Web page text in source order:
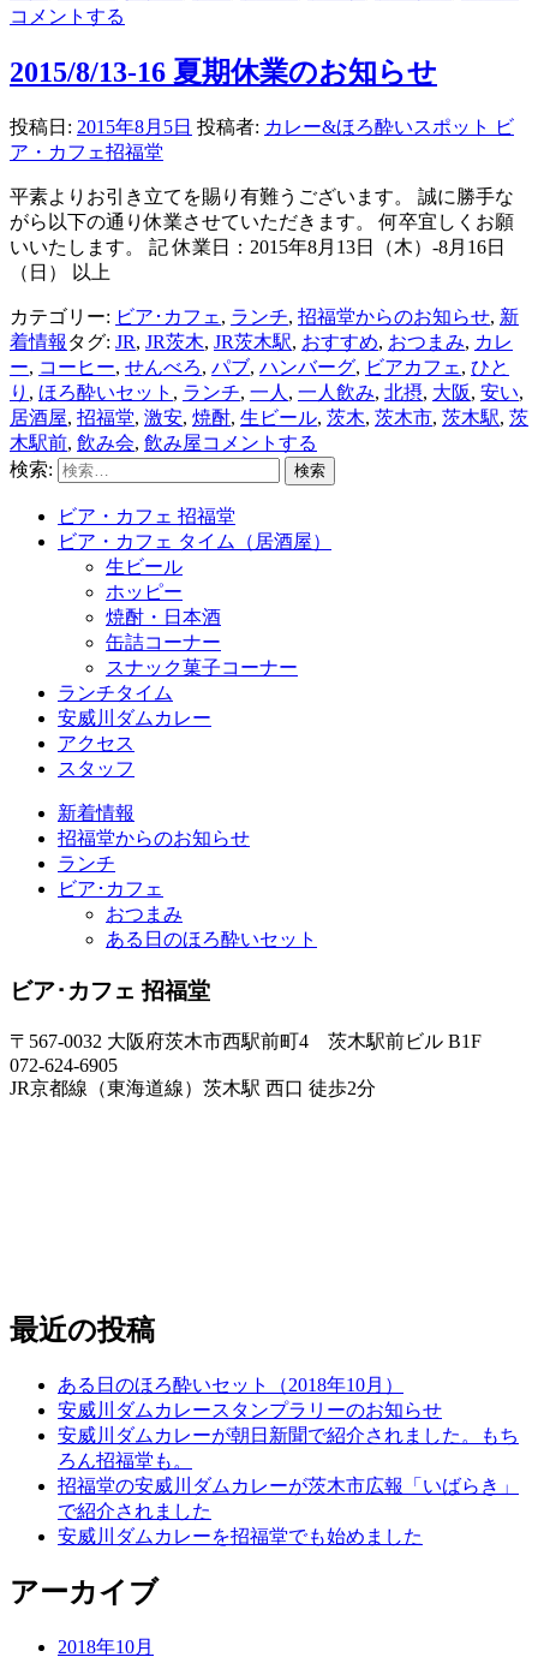
コメントする
2015/8/13-16 夏期休業のお知らせ
投稿日: 2015年8月5日 投稿者: カレー&ほろ酔いスポット ビ
ア・カフェ招福堂
平素よりお引き立てを賜り有難うございます。 誠に勝手な
がら以下の通り休業させていただきます。 何卒宜しくお願
いいたします。 記 休業日：2015年8月13日（木）-8月16日
（日） 以上
カテゴリー: ビア･カフェ , ランチ, 招福堂からのお知らせ, 新
着情報 タグ: JR, JR茨木, JR茨木駅, おすすめ, おつまみ, カレ
ー, コーヒー, せんべろ, パブ, ハンバーグ, ビアカフェ , ひと
り , ほろ酔いセット , ランチ, 一人 , 一人飲み, 北摂, 大阪, 安い,
居酒屋, 招福堂, 激安, 焼酎, 生ビール, 茨木, 茨木市, 茨木駅, 茨
木駅前, 飲み会, 飲み屋コメントする
検索:
ビア・カフェ 招福堂
ビア・カフェ タイム（居酒屋）
生ビール
ホッピー
焼酎・日本酒
缶詰コーナー
スナック菓子コーナー
ランチタイム
安威川ダムカレー
アクセス
スタッフ
新着情報
招福堂からのお知らせ
ランチ
ビア･カフェ
おつまみ
ある日のほろ酔いセット
ビア･カフェ 招福堂
〒567-0032 大阪府茨木市西駅前町4 茨木駅前ビル B1F
072-624-6905
JR京都線（東海道線）茨木駅 西口 徒歩2分
最近の投稿
ある日のほろ酔いセット（2018年10月）
安威川ダムカレースタンプラリーのお知らせ
安威川ダムカレーが朝日新聞で紹介されました。もち
ろん招福堂も。
招福堂の安威川ダムカレーが茨木市広報「いばらき」
で紹介されました
安威川ダムカレーを招福堂でも始めました
アーカイブ
2018年10月